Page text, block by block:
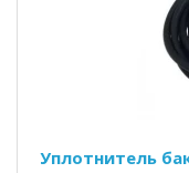
Уплотнитель